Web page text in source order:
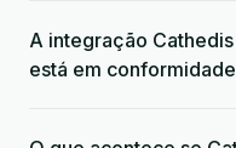
A integração
está em